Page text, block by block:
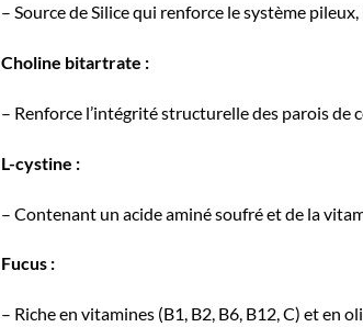
– Source de Silice qui renforce le système
Choline bitartrate :
– Renforce l’intégrité structurelle des parois de
L-cystine :
– Contenant un acide aminé soufré et de la
Fucus :
– Riche en vitamines (B1, B2, B6, B12, C) et en